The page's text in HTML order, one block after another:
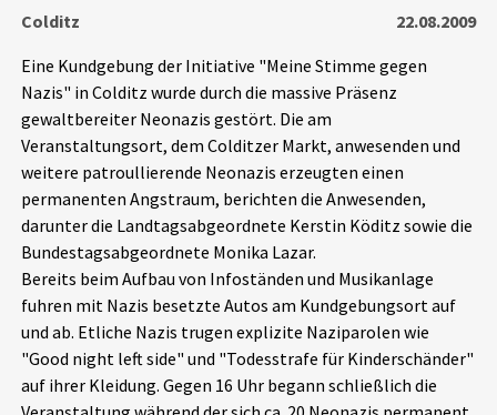
Dossiers
Leipziger Zustände
Schlaglichter
Phänomene
Aktuelles
Alle Beiträge
Veranstaltungen
Projektbeschreibung
Colditz
22.08.2009
Eine Kundgebung der Initiative "Meine Stimme gegen
Nazis" in Colditz wurde durch die massive Präsenz
gewaltbereiter Neonazis gestört. Die am
Veranstaltungsort, dem Colditzer Markt, anwesenden und
weitere patroullierende Neonazis erzeugten einen
permanenten Angstraum, berichten die Anwesenden,
darunter die Landtagsabgeordnete Kerstin Köditz sowie die
Bundestagsabgeordnete Monika Lazar.
Bereits beim Aufbau von Infoständen und Musikanlage
fuhren mit Nazis besetzte Autos am Kundgebungsort auf
und ab. Etliche Nazis trugen explizite Naziparolen wie
"Good night left side" und "Todesstrafe für Kinderschänder"
auf ihrer Kleidung. Gegen 16 Uhr begann schließlich die
Filter Erklärungen